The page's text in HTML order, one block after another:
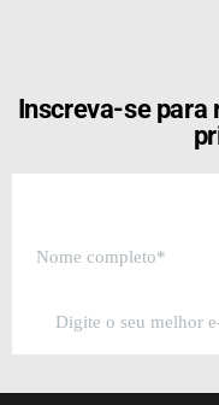
Inscreva-se para